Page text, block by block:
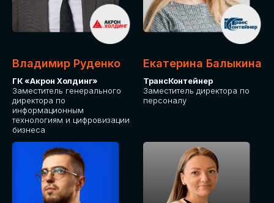
Владимир Руденко
ГК «Акрон Холдинг»
Заместитель генерального
директора по
информационным
технологиям и цифровизации
бизнеса
Екатерина Балыкина
ТрансКонтейнер
Заместитель директора по
персоналу